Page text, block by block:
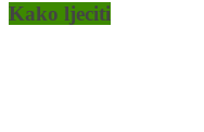
Kako ljeciti